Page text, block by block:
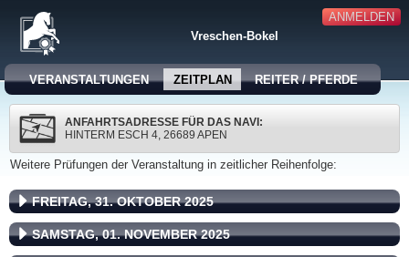
ANMELDEN
Vreschen-Bokel
VERANSTALTUNGEN ZEITPLAN REITER / PFERDE
ANFAHRTSADRESSE FÜR DAS NAVI:
HINTERM ESCH 4, 26689 APEN
Weitere Prüfungen der Veranstaltung in zeitlicher Reihenfolge:
FREITAG, 31. OKTOBER 2025
SAMSTAG, 01. NOVEMBER 2025